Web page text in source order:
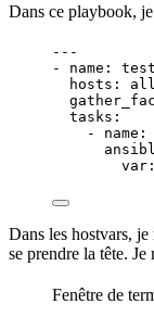
Dans ce playbook,
---
- name : test
hosts : all
tasks :
- name :
var
Dans les hostvars,
se prendre la tête.
Fenêtre de